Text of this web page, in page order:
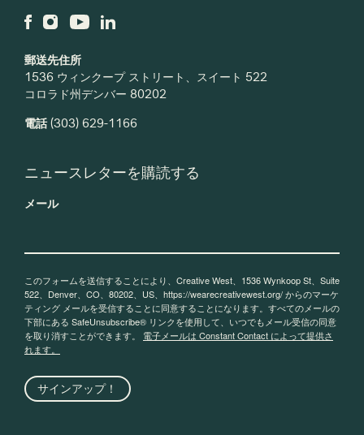
郵送先住所
1536 ウィンクープ ストリート、スイート 522
コロラド州デンバー 80202
電話(303) 629-1166
ニュースレターを購読する
メール
このフォームを送信することにより、Creative West、1536 Wynkoop St、Suite
522、Denver、CO、80202、US、https://wearecreativewest.org/ からのマーケ
ティング メールを受信することに同意することになります。すべてのメールの
下部にある SafeUnsubscribe® リンクを使用して、いつでもメール受信の同意
を取り消すことができます。 電子メールは Constant Contact によって提供さ
れます。
サインアップ！